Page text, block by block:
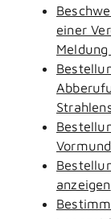
einer
anzeigen